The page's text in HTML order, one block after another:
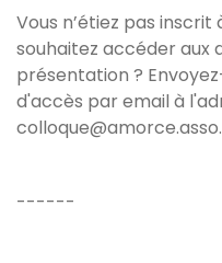
Vous n’étiez pas
souhaitez accéder aux
présentation ?
d'accès par email à
------